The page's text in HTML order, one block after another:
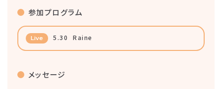
参加プログラム
Live 5.30 Raine
メッセージ